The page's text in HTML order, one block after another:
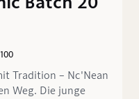
Tradition – Nc'Nean
Weg. Die junge